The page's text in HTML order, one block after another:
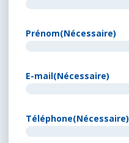
Prénom(Nécessaire)
E-mail(Nécessaire)
Téléphone(Nécessaire)